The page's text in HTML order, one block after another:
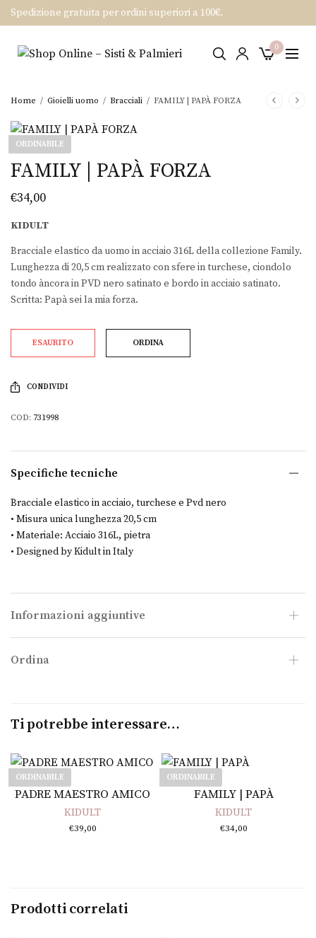
Spedizione gratuita per ordini superiori a 100€.
0
Home / Gioielli uomo / Bracciali / FAMILY | PAPÀ FORZA
ORDINABILE
FAMILY | PAPÀ FORZA
€34,00
KIDULT
Bracciale elastico da uomo in acciaio 316L della collezione Family.
Lunghezza di 20,5 cm realizzato con sfere in turchese, ciondolo
tondo àncora in PVD nero satinato e bordo in acciaio satinato.
Scritta: Papà sei la mia forza.
ESAURITO ORDINA
CONDIVIDI
COD: 731998
Specifiche tecniche
Bracciale elastico in acciaio, turchese e Pvd nero
• Misura unica lunghezza 20,5 cm
• Materiale: Acciaio 316L, pietra
• Designed by Kidult in Italy
Informazioni aggiuntive
Ordina
Ti potrebbe interessare…
ORDINABILE
Leggi tutto
PADRE MAESTRO AMICO
KIDULT
€39,00
ORDINABILE
Leggi tutto
FAMILY | PAPÀ
KIDULT
€34,00
Prodotti correlati